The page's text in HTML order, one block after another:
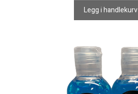
Legg i handlekurv